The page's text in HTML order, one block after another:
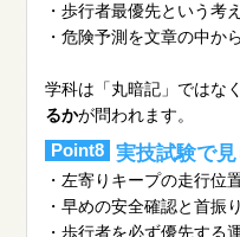
・歩行者最優先という考
・危険予測を文章の中か
学科は「丸暗記」ではな
るかが問われます。
Point8 実技試験で
・左寄りキープの走行位
・早めの安全確認と首振り
・歩行者を必ず優先する